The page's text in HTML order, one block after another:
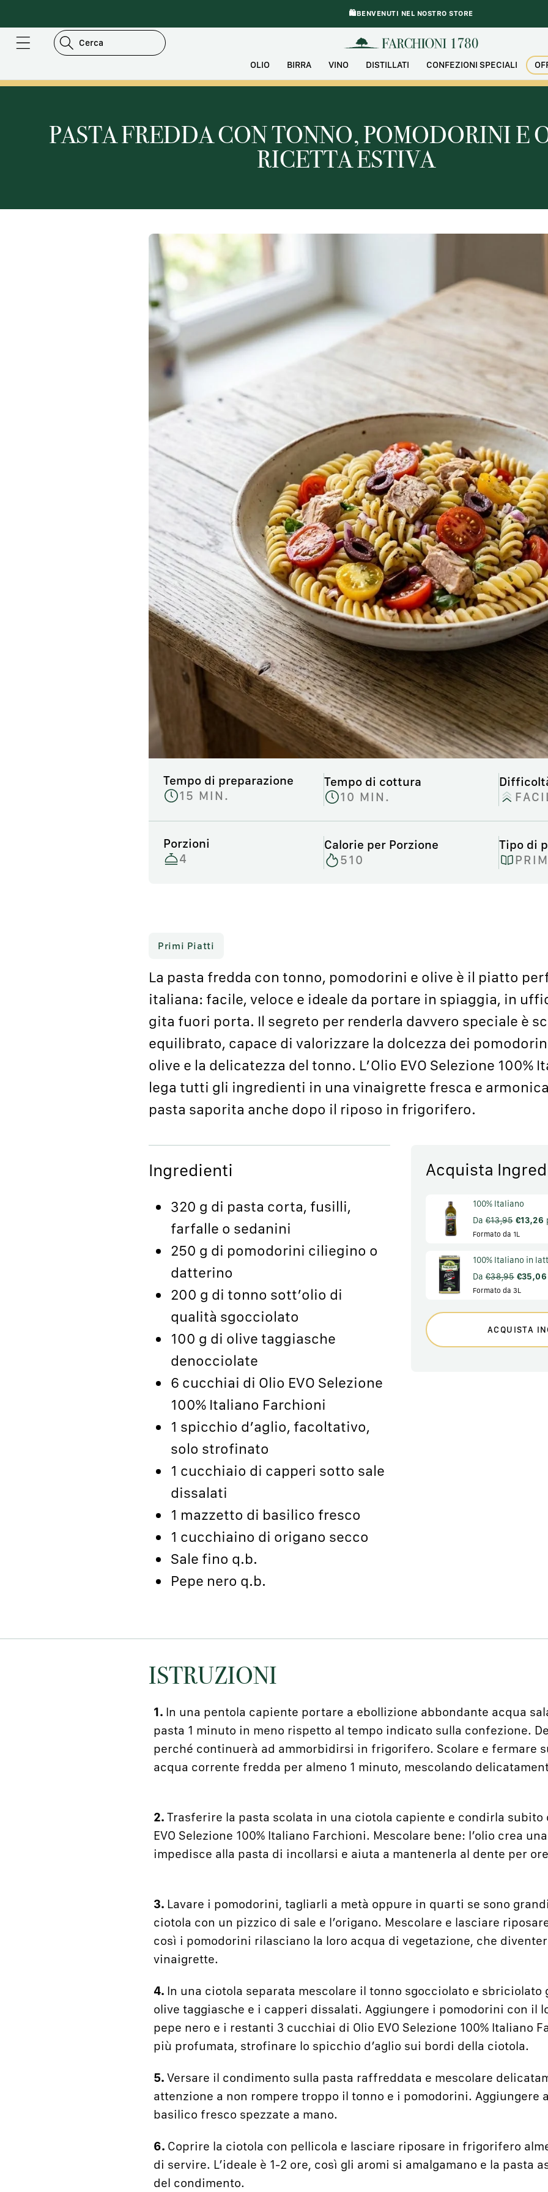
CONTENUTI
🛍️BENVENUTI NEL NOSTRO STORE
Cerca
OLIO
BIRRA VINO DISTILLATI CONFEZIONI SPECIALI
PASTA FREDDA CON TONNO, POMODORINI E
RICETTA ESTIVA
Tempo di preparazione
15 MIN.
Tempo di cottura
10 MIN.
Porzioni
4
Calorie per Porzione
510
Tipo di
Primi Piatti
La pasta fredda con tonno, pomodorini e olive è il piatto
italiana: facile, veloce e ideale da portare in spiaggia, in
gita fuori porta. Il segreto per renderla davvero speciale è
equilibrato, capace di valorizzare la dolcezza dei
olive e la delicatezza del tonno. L’Olio EVO Selezione 100%
lega tutti gli ingredienti in una vinaigrette fresca e
pasta saporita anche dopo il riposo in frigorifero.
Ingredienti
320 g di pasta corta, fusilli,
farfalle o sedanini
250 g di pomodorini ciliegino o
datterino
200 g di tonno sott’olio di
qualità sgocciolato
100 g di olive taggiasche
denocciolate
6 cucchiai di Olio EVO Selezione
100% Italiano Farchioni
1 spicchio d’aglio, facoltativo,
solo strofinato
1 cucchiaio di capperi sotto sale
dissalati
1 mazzetto di basilico fresco
1 cucchiaino di origano secco
Sale fino q.b.
Pepe nero q.b.
Acquista
100% Italiano
Da €13,95 €13,26
Formato da 1L
100% Italiano in
Da €38,95 €35,06
Formato da 3L
ACQUISTA
ISTRUZIONI
1. In una pentola capiente portare a ebollizione abbondante acqua
pasta 1 minuto in meno rispetto al tempo indicato sulla confezione.
perché continuerà ad ammorbidirsi in frigorifero. Scolare e fermare
acqua corrente fredda per almeno 1 minuto, mescolando
2. Trasferire la pasta scolata in una ciotola capiente e condirla subito
EVO Selezione 100% Italiano Farchioni. Mescolare bene: l’olio crea
impedisce alla pasta di incollarsi e aiuta a mantenerla al dente per
3. Lavare i pomodorini, tagliarli a metà oppure in quarti se sono
ciotola con un pizzico di sale e l’origano. Mescolare e lasciare
così i pomodorini rilasciano la loro acqua di vegetazione, che
vinaigrette.
4. In una ciotola separata mescolare il tonno sgocciolato e sbriciolato
olive taggiasche e i capperi dissalati. Aggiungere i pomodorini con il
pepe nero e i restanti 3 cucchiai di Olio EVO Selezione 100% Italiano
più profumata, strofinare lo spicchio d’aglio sui bordi della ciotola.
5. Versare il condimento sulla pasta raffreddata e mescolare
attenzione a non rompere troppo il tonno e i pomodorini. Aggiungere
basilico fresco spezzate a mano.
6. Coprire la ciotola con pellicola e lasciare riposare in frigorifero
di servire. L’ideale è 1-2 ore, così gli aromi si amalgamano e la pasta
del condimento.